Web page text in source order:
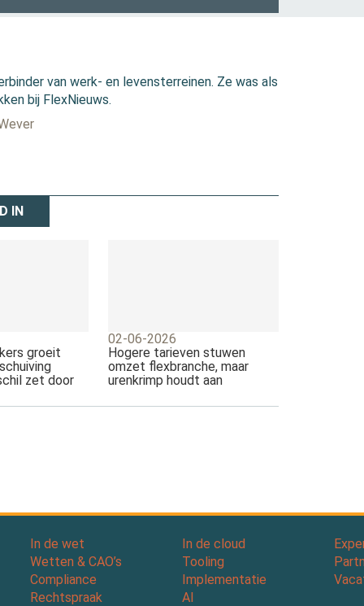
van werk- en levensterreinen. Ze was als
bij FlexNieuws.
IN
groeit
zet door
02-06-2026
Hogere tarieven stuwen
omzet flexbranche, maar
urenkrimp houdt aan
In de wet
Wetten & CAO’s
Compliance
Rechtspraak
In de cloud
Tooling
Implementatie
AI